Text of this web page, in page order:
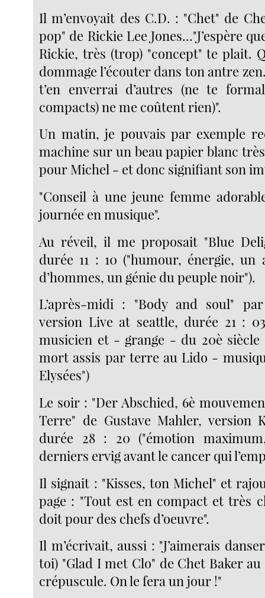
Il m’envoyait des C.D. : "Chet" de
pop" de Rickie Lee Jones..."J’espère
Rickie, très (trop) "concept" te plait.
dommage l’écouter dans ton antre
t’en enverrai d’autres (ne te
compacts) ne me coûtent rien)".
Un matin, je pouvais par exemple
machine sur un beau papier blanc
pour Michel - et donc signifiant son
"Conseil à une jeune femme
journée en musique".
Au réveil, il me proposait "Blue
durée 11 : 10 ("humour, énergie,
d’hommes, un génie du peuple noir").
L’après-midi : "Body and soul"
version Live at seattle, durée 21 :
musicien et - grange - du 20è siècle
mort assis par terre au Lido -
Elysées")
Le soir : "Der Abschied, 6è
Terre" de Gustave Mahler, version
durée 28 : 20 ("émotion
derniers ervig avant le cancer qui
Il signait : "Kisses, ton Michel" et
page : "Tout est en compact et très
doit pour des chefs d’oeuvre".
Il m’écrivait, aussi : "J’aimerais
toi) "Glad I met Clo" de Chet Baker
crépuscule. On le fera un jour !"